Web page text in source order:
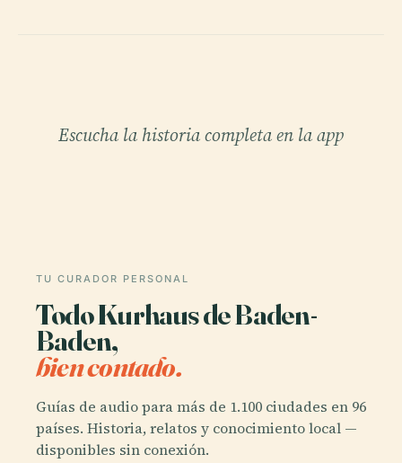
Escucha la historia completa en la app
TU CURADOR PERSONAL
Todo Kurhaus de Baden-
Baden,
bien contado.
Guías de audio para más de 1.100 ciudades en 96
países. Historia, relatos y conocimiento local —
disponibles sin conexión.